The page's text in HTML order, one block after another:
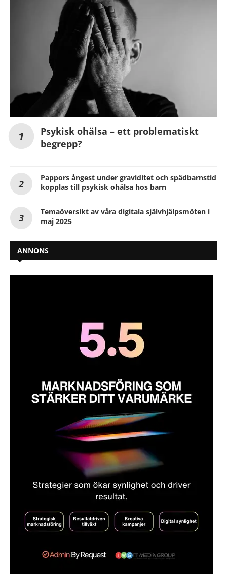
Psykisk ohälsa – ett problematiskt
begrepp?
Pappors ångest under graviditet och spädbarnstid
kopplas till psykisk ohälsa hos barn
Temaöversikt av våra digitala självhjälpsmöten i
maj 2025
ANNONS